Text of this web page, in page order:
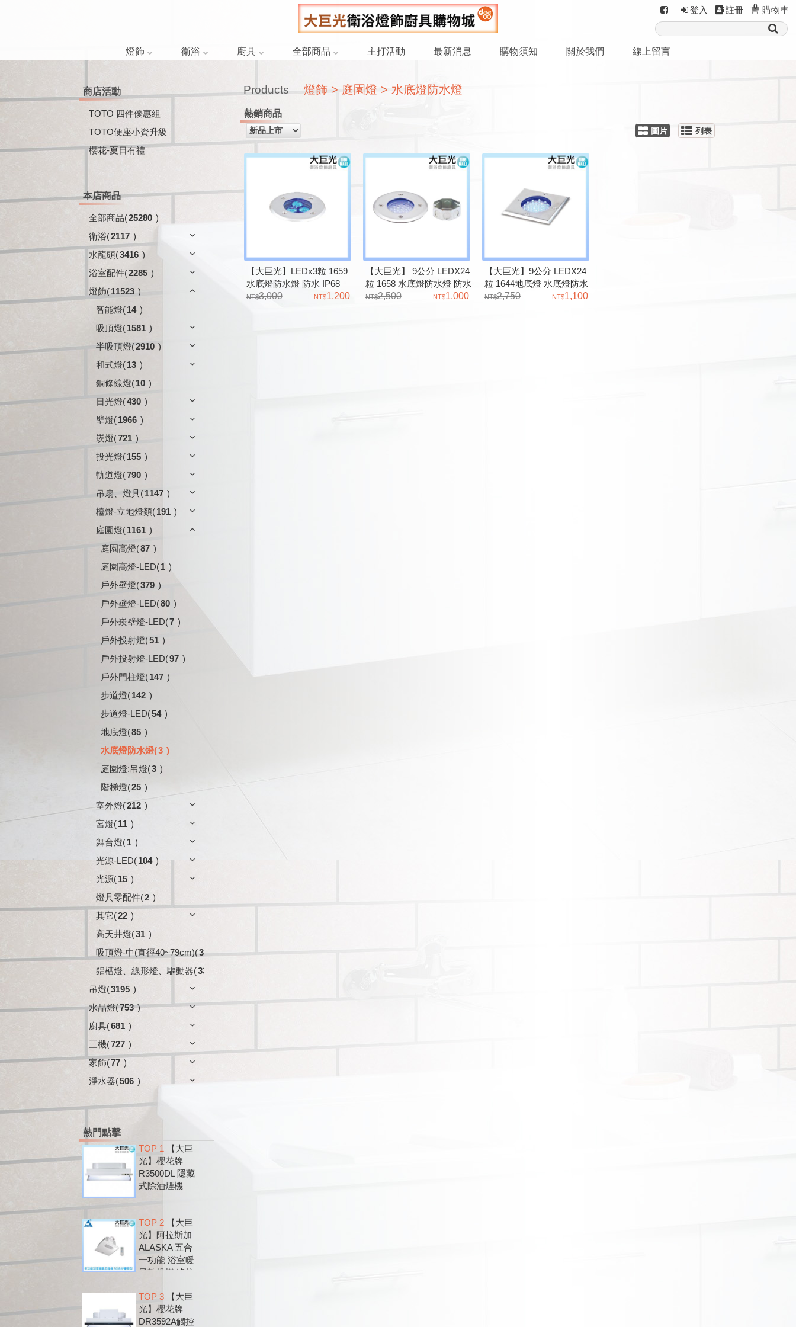
登入 註冊 0 購物車
燈飾 衛浴 廚具 全部商品 主打活動 最新消息 購物須知 關於我們 線上留言
商店活動
TOTO 四件優惠組
TOTO便座小資升級
櫻花-夏日有禮
本店商品
全部商品(25280 )
衛浴(2117 )
水龍頭(3416 )
浴室配件(2285 )
燈飾(11523 )
智能燈(14 )
吸頂燈(1581 )
半吸頂燈(2910 )
和式燈(13 )
銅條線燈(10 )
日光燈(430 )
壁燈(1966 )
崁燈(721 )
投光燈(155 )
軌道燈(790 )
吊扇、燈具(1147 )
檯燈-立地燈類(191 )
庭園燈(1161 )
庭園高燈(87 )
庭園高燈-LED(1 )
戶外壁燈(379 )
戶外壁燈-LED(80 )
戶外崁壁燈-LED(7 )
戶外投射燈(51 )
戶外投射燈-LED(97 )
戶外門柱燈(147 )
步道燈(142 )
步道燈-LED(54 )
地底燈(85 )
水底燈防水燈(3 )
庭園燈:吊燈(3 )
階梯燈(25 )
室外燈(212 )
宮燈(11 )
舞台燈(1 )
光源-LED(104 )
光源(15 )
燈具零配件(2 )
其它(22 )
高天井燈(31 )
吸頂燈-中(直徑40~79cm)(3 )
鋁槽燈、線形燈、驅動器(33
吊燈(3195 )
水晶燈(753 )
廚具(681 )
三機(727 )
家飾(77 )
淨水器(506 )
熱門點擊
TOP 1
【大巨
光】櫻花牌
R3500DL 隱藏
式除油煙機
79CM
TOP 2【大巨
光】阿拉斯加
ALASKA 五合
一功能 浴室暖
風乾燥機 遙控
TOP 3【大巨
光】櫻花牌
DR3592A觸控
Products 燈飾 > 庭園燈 > 水底燈防水燈
熱銷商品
圖片 列表
【大巨光】LEDx3粒 1659
水底燈防水燈 防水 IP68
3,000
1,200
【大巨光】 9公分 LEDX24
粒 1658 水底燈防水燈 防水
IP682,500 1,000
【大巨光】9公分 LEDX24
粒 1644地底燈 水底燈防水
燈 2,750 1,100